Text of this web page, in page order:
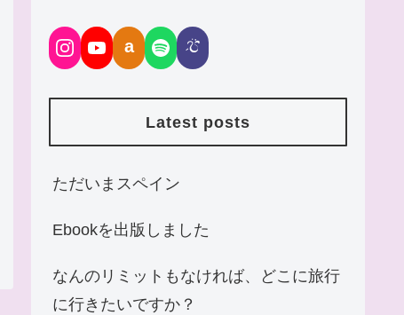
a
Latest posts
ただいまスペイン
Ebookを出版しました
なんのリミットもなければ、どこに旅行
に行きたいですか？